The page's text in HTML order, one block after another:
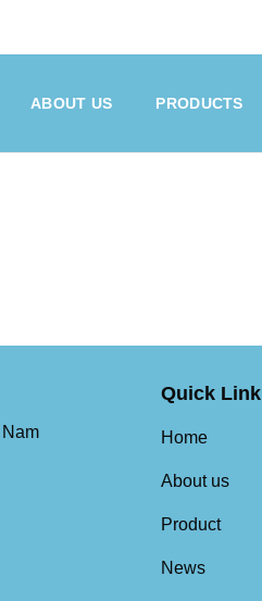
ABOUT US PRODUCTS
Quick Link
Home
About us
Product
News